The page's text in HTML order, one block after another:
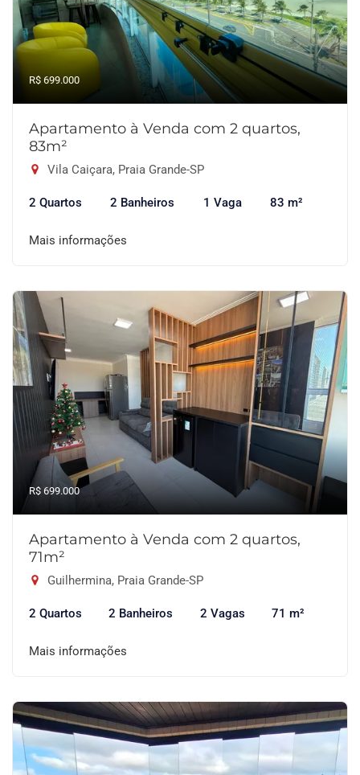
R$ 699.000
Apartamento à Venda com 2 quartos,
83m²
Vila Caiçara, Praia Grande-SP
2 Quartos 2 Banheiros 1 Vaga 83 m²
Mais informações
R$ 699.000
Apartamento à Venda com 2 quartos,
71m²
Guilhermina, Praia Grande-SP
2 Quartos 2 Banheiros 2 Vagas 71 m²
Mais informações